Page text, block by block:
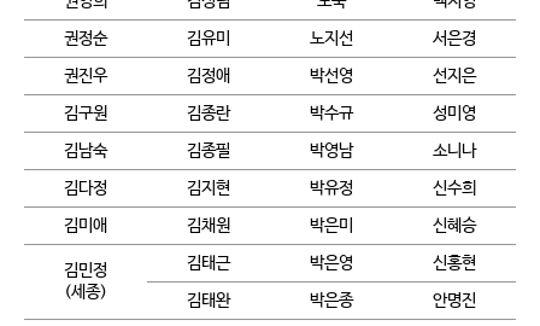
권정순
김유미 노지선
서은경
권진우
김정애 박선영
선지은
김구원
김종란 박수규
성미영
김남숙
김종필 박영남
소니나
김다정
김지현 박유정
신수희
김미애
김채원 박은미 신혜승
김민정
(세종)
김태근 박은영
신홍현
김태완
박은종 안명진